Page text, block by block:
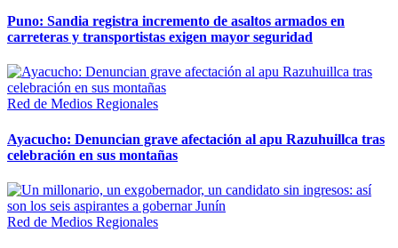
Puno: Sandia registra incremento de asaltos armados en
carreteras y transportistas exigen mayor seguridad
Red de Medios Regionales
Ayacucho: Denuncian grave afectación al apu Razuhuillca tras
celebración en sus montañas
Red de Medios Regionales